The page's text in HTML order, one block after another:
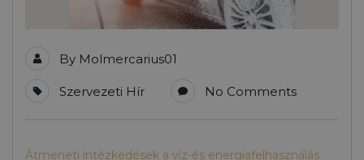
By Molmercarius01
Szervezeti Hír No Comments
Átmeneti intézkedések a víz-és energiafelhasználás